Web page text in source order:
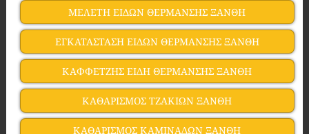
ΜΕΛΕΤΗ ΕΙΔΩΝ ΘΕΡΜΑΝΣΗΣ ΞΑΝΘΗ
ΕΓΚΑΤΑΣΤΑΣΗ ΕΙΔΩΝ ΘΕΡΜΑΝΣΗΣ ΞΑΝΘΗ
ΚΑΦΦΕΤΖΗΣ ΕΙΔΗ ΘΕΡΜΑΝΣΗΣ ΞΑΝΘΗ
ΚΑΘΑΡΙΣΜΟΣ ΤΖΑΚΙΩΝ ΞΑΝΘΗ
ΚΑΘΑΡΙΣΜΟΣ ΚΑΜΙΝΑΔΩΝ ΞΑΝΘΗ